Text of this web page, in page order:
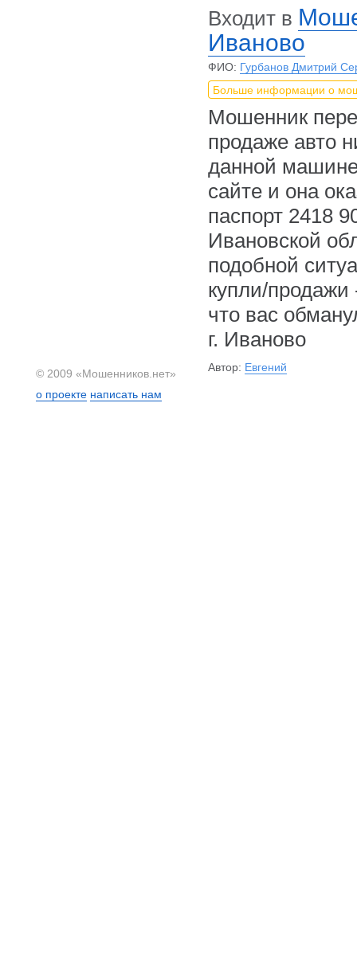
Входит в
Иваново
ФИО: Гурбанов Дмитрий
Больше информации о
Мошенник
продаже авто
данной
сайте и она
паспорт 2418
Ивановской
подобной
купли/
что вас
г. Иваново
Автор: Евгений
© 2009 «Мошенников.нет»
о проекте написать нам